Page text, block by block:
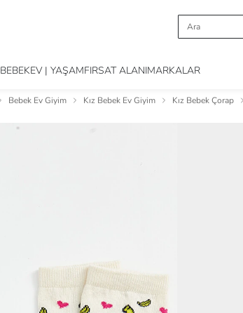
BEBEKEV | YAŞAMFIRSAT ALANIMARKALAR
Bebek Ev Giyim Kız Bebek Ev Giyim Kız Bebek Çorap